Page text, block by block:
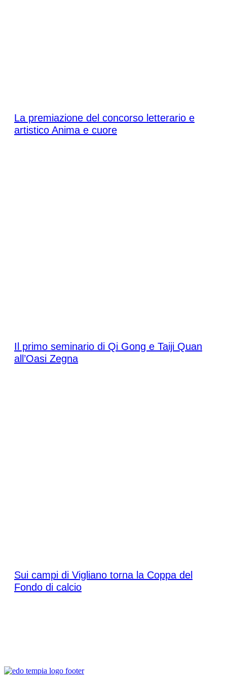
La premiazione del concorso letterario e
artistico Anima e cuore
Il primo seminario di Qi Gong e Taiji Quan
all’Oasi Zegna
Sui campi di Vigliano torna la Coppa del
Fondo di calcio